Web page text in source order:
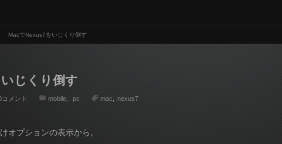
MacでNexus7をいじくり倒す
じくり倒す
コメント mobile pc mac nexus7
オプションの表示から。